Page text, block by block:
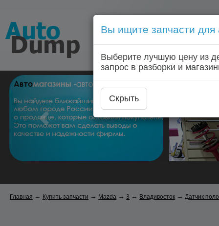
Голосовой запрос
Главная
Главная → Купить запчасти → Mazda → 3 → Владивосток → Датчик
Вы ищите запчасти для
Выберите лучшую цену из
запрос в разборки и
Скрыть